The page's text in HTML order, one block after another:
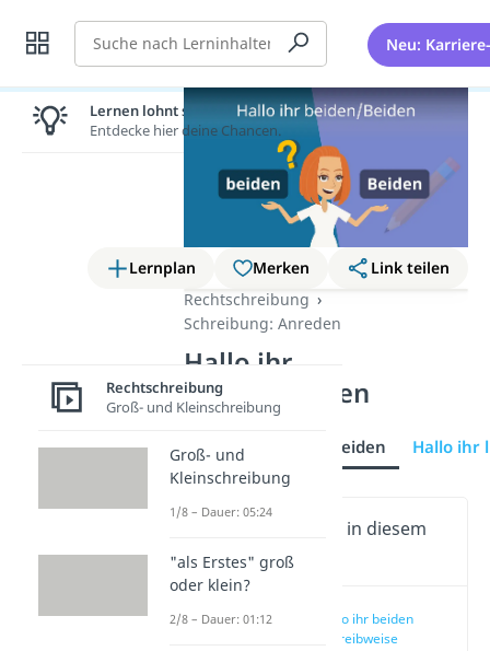
Suche Neu:
Lernplan Merken
Link teilen
Rechtschreibung
Schreibung: Anreden
Hallo ihr
beiden/Beiden
Hallo ihr beiden/Beiden Hallo ihr
Wichtige Inhalte in diesem
Video
Hallo ihr beiden
Schreibweise
Lernen lohnt sich!
Entdecke hier deine Chancen.
Rechtschreibung
Groß- und Kleinschreibung
Groß- und
Kleinschreibung
1/8 – Dauer: 05:24
"als Erstes" groß
oder klein?
2/8 – Dauer: 01:12